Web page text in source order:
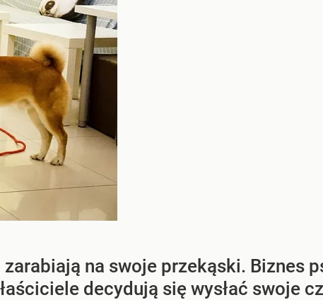
na swoje przekąski. Biznes
decydują się wysłać swoje